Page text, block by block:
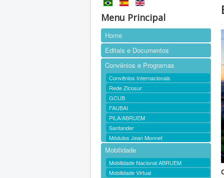
Menu Principal
Home
Editais e Documentos
Convênios e Programas
Convênios Internacionais
Rede Zicosur
GCUB
FAUBAI
PILA/ABRUEM
Santander
Módulos Jean Monnet
Mobilidade
Mobilidade Nacional ABRUEM
Mobilidade Virtual